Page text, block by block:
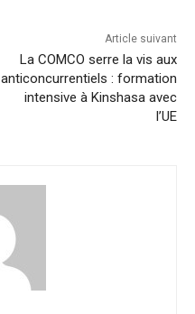
Article suivant
La COMCO serre la vis aux
anticoncurrentiels : formation
intensive à Kinshasa avec
l’UE